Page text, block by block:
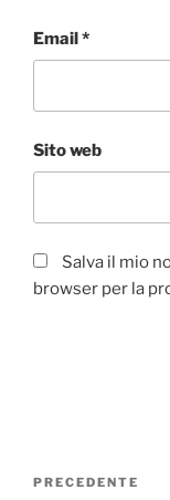
Email*
Sito web
Salva il mio
browser per la
Navigazione
Articolo
PRECEDENTE